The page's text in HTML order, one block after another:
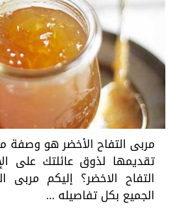
مربى التفاح الأخضر هو وصفة
تقديمها لذوق عائلتك على
التفاح الاخضر؟ إليكم مربى
الجميع بكل تفاصيله ...